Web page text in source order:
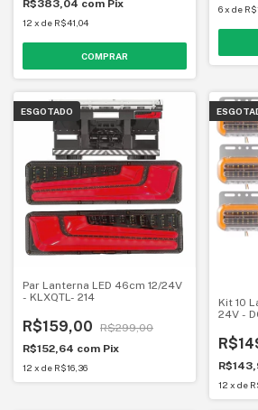
R$383,04 com Pix
12 x de R$41,04
6 x de
ESGOTADO
Par Lanterna LED 46cm 12/24V
- KLXQTL- 214
R$159,00
R$299,00
R$152,64 com Pix
12 x de R$16,36
Kit 10
24V -
12 x de